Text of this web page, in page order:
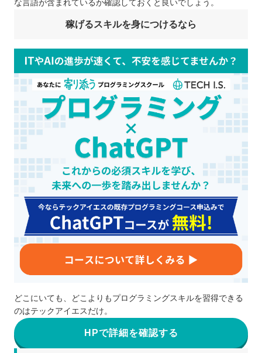
な言語が含まれているか確認しておくと良いでしょう。
稼げるスキルを身につけるなら
どこにいても、どこよりもプログラミングスキルを習得できる
のはテックアイエスだけ。
HPで詳細を確認する